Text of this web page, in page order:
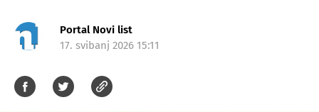
Portal Novi list
17. svibanj 2026 15:11